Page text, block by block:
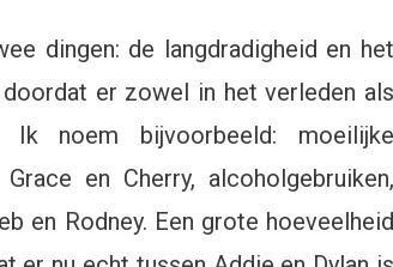
dingen: de langdradigheid en het
er zowel in het verleden als
noem bijvoorbeeld: moeilijke
en Cherry, alcoholgebruiken,
en Rodney. Een grote hoeveelheid